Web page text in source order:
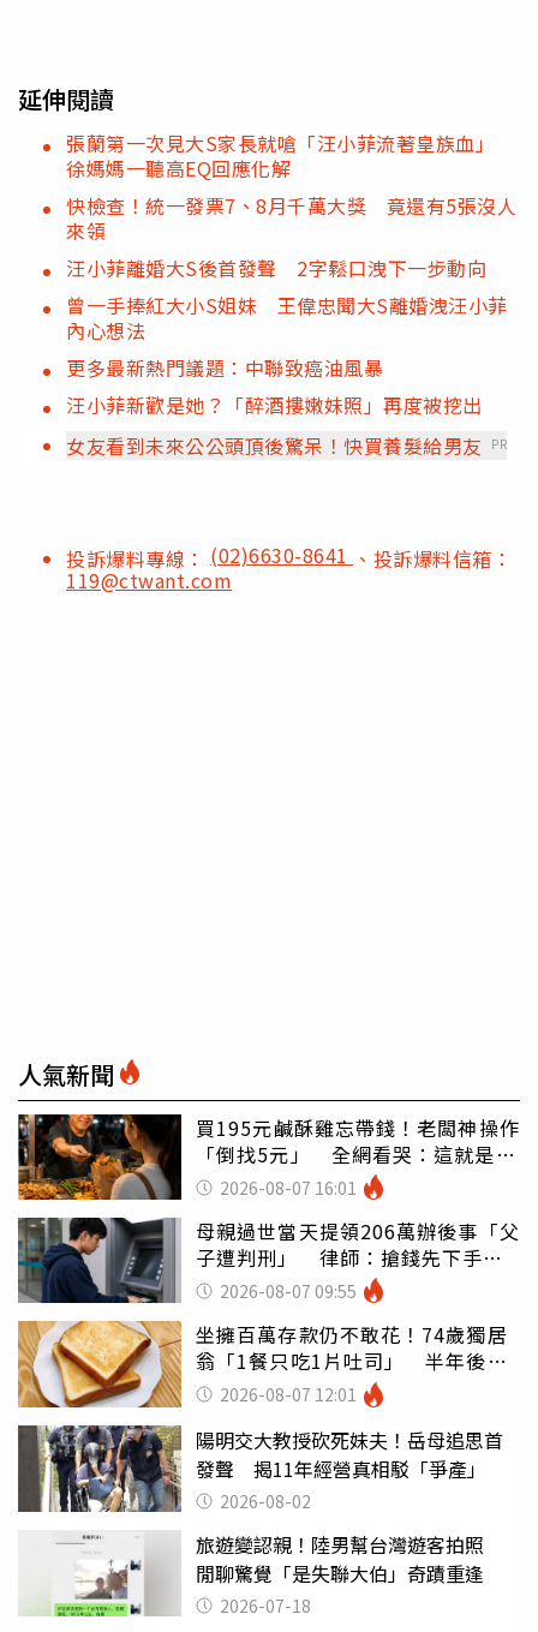
延伸閱讀
張蘭第一次見大S家長就嗆「汪小菲流著皇族血」
徐媽媽一聽高EQ回應化解
快檢查！統一發票7、8月千萬大獎 竟還有5張沒人
來領
汪小菲離婚大S後首發聲 2字鬆口洩下一步動向
曾一手捧紅大小S姐妹 王偉忠聞大S離婚洩汪小菲
內心想法
更多最新熱門議題：中聯致癌油風暴
汪小菲新歡是她？「醉酒摟嫩妹照」再度被挖出
女友看到未來公公頭頂後驚呆！快買養髮給男友
PR
投訴爆料專線： (02)6630-8641 、投訴爆料信箱：
119@ctwant.com
人氣新聞
買195元鹹酥雞忘帶錢！老闆神操作
「倒找5元」 全網看哭：這就是台
灣 2026-08-07 16:01
母親過世當天提領206萬辦後事「父
子遭判刑」 律師：搶錢先下手是
罪 2026-08-07 09:55
坐擁百萬存款仍不敢花！74歲獨居
翁「1餐只吃1片吐司」 半年後暴
瘦嚇壞女兒
2026-08-07 12:01
陽明交大教授砍死妹夫！岳母追思首
發聲 揭11年經營真相駁「爭產」
2026-08-02
旅遊變認親！陸男幫台灣遊客拍照
閒聊驚覺「是失聯大伯」奇蹟重逢
2026-07-18